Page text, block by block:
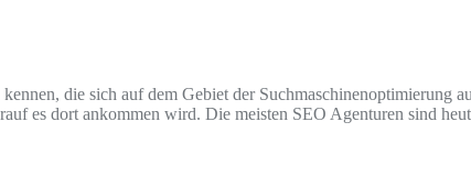
die sich auf dem Gebiet der Suchmaschinenoptimierung
es dort ankommen wird. Die meisten SEO Agenturen sind